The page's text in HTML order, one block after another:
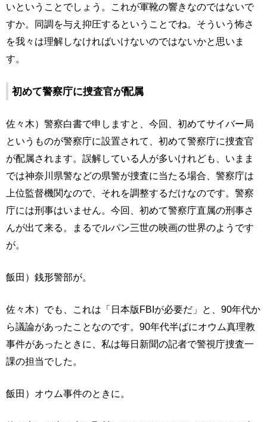
いということでしょう。これが軍靴の響きなのではないで
すか。同調を与え抑圧するということでね。そういう怖さ
を我々は理解しなければいけないのではないかと思いま
す。
初めて警察庁に捜査官が配属
佐々木）警察白書で申しますと、今回、初めてサイバー局
というものが警察庁に設置されて、初めて警察庁に捜査官
が配属されます。誤解している人が多いけれども、いまま
では神奈川県警などの県警が捜査に当たる場合、警察庁は
上位監督機関なので、それを調整するだけなのです。警察
庁には刑事はいません。今回、初めて警察庁直属の刑事さ
んが出て来る。まるでルパン三世の映画の世界のようです
が。
飯田）銭形警部が。
佐々木）でも、これは「日本版FBIが必要だ」と、90年代か
ら議論があったことなのです。90年代半ばにオウム真理教
事件があったときに、私は毎日新聞の記者で警視庁捜査一
課の担当でした。
飯田）オウム事件のときに。